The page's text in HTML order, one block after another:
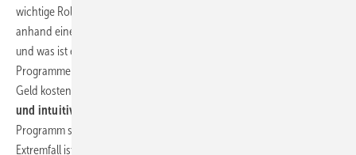
wichtige Rolle: „Was man vom Programm erwartet, sollte man vorher
anhand einer
und was ist eher überflüssig? Man sollte keine überladenen
Programme kaufen, mit Modulen, die man nicht braucht und die nur
Geld kosten.“ Für Baumann ebenso wichtig ist die Frage,
und intuitiv sich die Software bedienen lässt.
Programm sorgt nur für Frust und lange Einarbeitungszeiten. Im
Extremfall ist man zum Programmwechsel gezwungen. Ich kenne